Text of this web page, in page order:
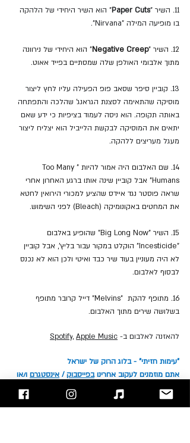
11. השיר " Paper Cuts" הוא השיר היחידי של הלהקה
בו מופיעה המילה "Nirvana".
12. השיר " Negative Creep" הוא היחידי של נירוונה
מתוך אלבומי האולפן שלה שמסתיים בפייד אאוט.
13. קוביין סיפר שסאב פופ הפעילה עליו לחץ ליצור
מוסיקה שהתאימה לסצנת הגראנג' שהלכה והתפתחה
באותה תקופה. הוא ניסה לעמוד בציפיות כי ידע שאם
יתאים את המוסיקה לבקשת הלייביל הוא יצליח ליצור
מעגל מעריצים ללהקה.
14. שם האלבום היה אמור להיות "Too Many
Humans" אבל קוביין שינה אותו ברגע האחרון אחרי
שראה פוסטר נגד איידס שהציע למכורי הירואין לחטא
את המחטים באקונומיקה (Bleach) לפני השימוש.
15. השיר "Big Long Now" שהופיע באלבום
"Incesticide" הוקלט במקור עבור בליץ', אבל קוביין
לא היה מעוניין בעוד שיר כבד ואיטי ולכן הוא לא נכנס
לבסוף לאלבום.
16. מתופף להקת  "Melvins" דייל קרובר מתופף
בשלושה שירים מתוך האלבום.
להאזנה לאלבום ב- Spotify, Apple Music
"עימות חזיתי" - בלוג הרוק של ישראל
אתם מוזמנים לעקוב אחרינו בפייסבוק / אינסטגרם ו/או
להירשם לאתר
Kurt Cobain
Nirvana
Krist Novoselic
Sub Pop